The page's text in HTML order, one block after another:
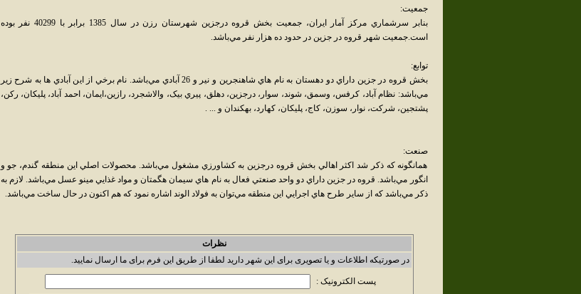
جمعيت:
بنابر سرشماري مرکز آمار ايران، جمعيت بخش قروه درجزين شهرستان رزن در سال 1385 برابر با 40299 نفر بوده
است.جمعيت شهر قروه در جزين در حدود ده هزار نفر مي‌باشد.
توابع:
بخش قروه در جزين داراي دو دهستان به نام هاي شاهنجرين و نير و 26 آبادي مي‌باشد. نام برخي از اين آبادي ها به شرح زير
مي‌باشد: نظام آباد، کرفس، وسمق، شوند، سوار، درجزين، دهلق، پيري بيک، والاشجرد، رازين،ايمان، احمد آباد، پليکان، رکن،
پشتجين، شرکت، نوار، سوزن، کاج، پليکان، کهارد، بهکندان و ... .
صنعت:
همانگونه که ذکر شد اکثر اهالي بخش قروه درجزين به کشاورزي مشغول مي‌باشد. محصولات اصلي اين منطقه گندم، جو و
انگور مي‌باشد. قروه در جزين داراي دو واحد صنعتي فعال به نام هاي سيمان هگمتان و مواد غذايي مينو عسل مي‌باشد. لازم به
ذکر مي‌باشد که از ساير طرح هاي اجرايي اين منطقه مي‌توان به فولاد الوند اشاره نمود که هم اکنون در حال ساخت مي‌باشد.
نظرات
در صورتیکه اطلاعات و یا تصویری برای این شهر دارید لطفا از طریق این فرم برای ما ارسال نمایید.
پست الکترونیک :